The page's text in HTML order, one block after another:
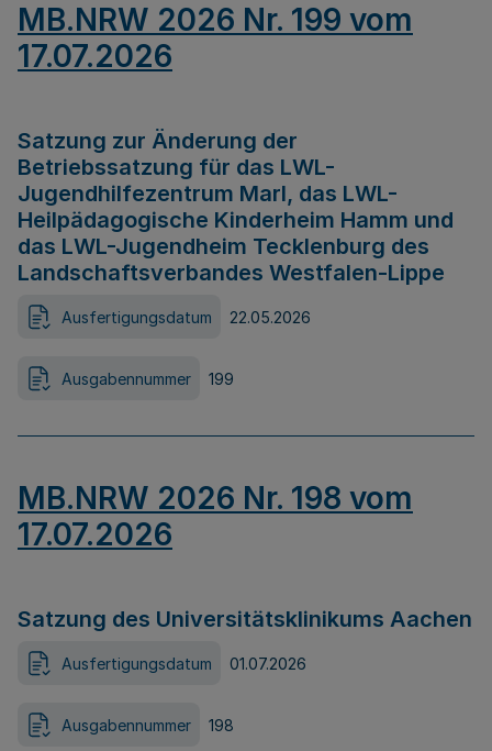
MB.NRW 2026 Nr. 199 vom
17.07.2026
Satzung zur Änderung der
Betriebssatzung für das LWL-
Jugendhilfezentrum Marl, das LWL-
Heilpädagogische Kinderheim Hamm und
das LWL-Jugendheim Tecklenburg des
Landschaftsverbandes Westfalen-Lippe
Ausfertigungsdatum 22.05.2026
Ausgabennummer 199
MB.NRW 2026 Nr. 198 vom
17.07.2026
Satzung des Universitätsklinikums Aachen
Ausfertigungsdatum 01.07.2026
Ausgabennummer 198